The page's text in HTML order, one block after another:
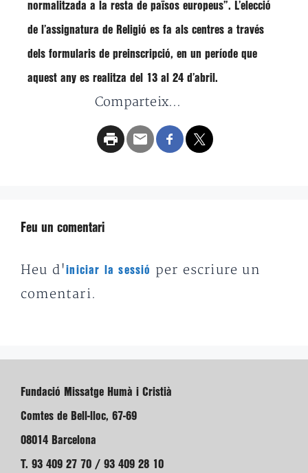
normalitzada a la resta de països europeus”. L’elecció
de l’assignatura de Religió es fa als centres a través
dels formularis de preinscripció, en un període que
aquest any es realitza del 13 al 24 d’abril.
Comparteix...
Feu un comentari
Heu d'iniciar la sessió
per escriure un
comentari.
Fundació Missatge Humà i Cristià
Comtes de Bell-lloc, 67-69
08014 Barcelona
T. 93 409 27 70 / 93 409 28 10